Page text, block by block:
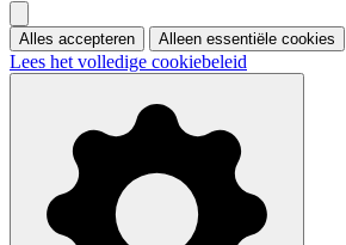
Alles accepteren Alleen essentiële cookies
Lees het volledige cookiebeleid